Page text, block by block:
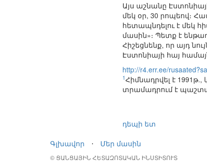
Այս աշնանը
մեկ օր, 30 րոպեով։
հետապնդելու է մեկ
մասին»։ Պետք է
Հիշեցնենք, որ այդ
Էստոնիայի հայ
http://r4.err.ee/
1Հիմնադրվել է
տրամադրում է
դեպի ետ
Գլխավոր
⋅ Մեր մասին
© ՑԱՆՑԱՅԻՆ ՀԵՏԱԶՈՏԱԿԱՆ ԻՆՍՏԻՏՈՒՏ